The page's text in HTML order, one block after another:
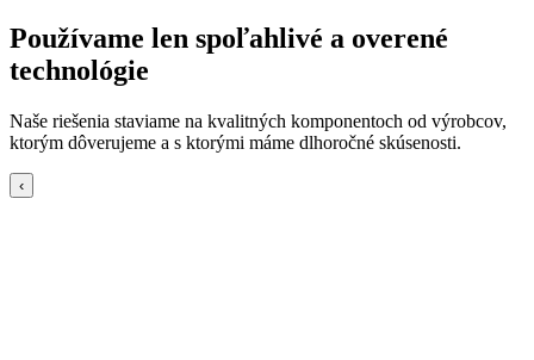
Používame len spoľahlivé a overené
technológie
Naše riešenia staviame na kvalitných komponentoch od výrobcov,
ktorým dôverujeme a s ktorými máme dlhoročné skúsenosti.
‹